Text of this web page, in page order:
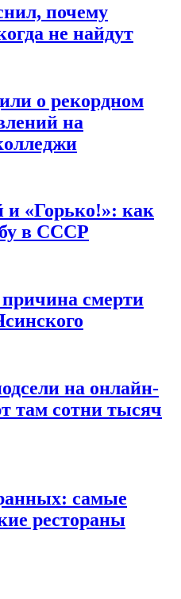
почему
не найдут
о рекордном
на
«Горько!»: как
в СССР
смерти
на онлайн-
там сотни тысяч
самые
рестораны